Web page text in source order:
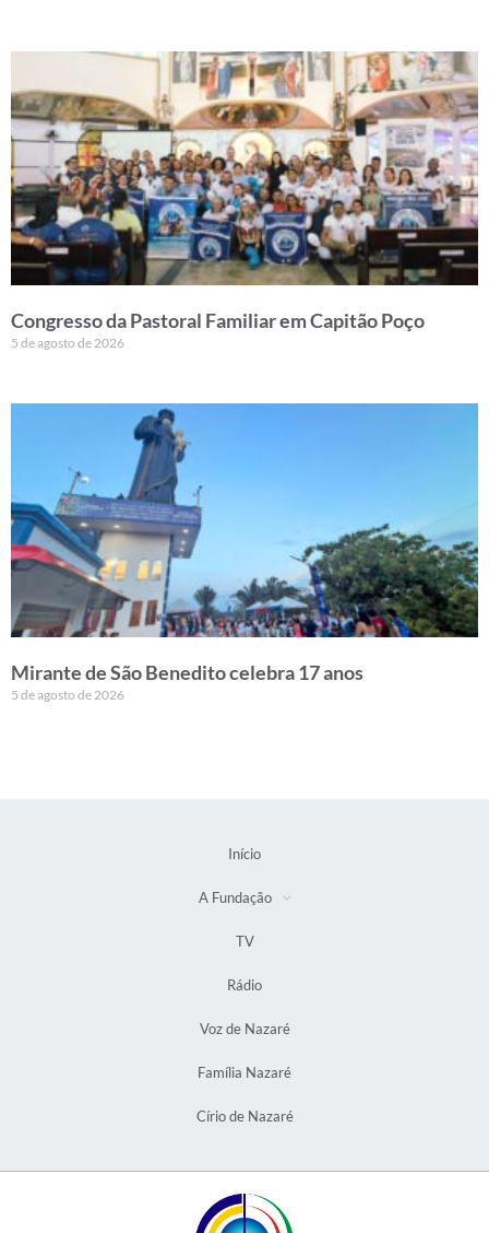
Congresso da Pastoral Familiar em Capitão Poço
5 de agosto de 2026
Mirante de São Benedito celebra 17 anos
5 de agosto de 2026
Início
A Fundação
TV
Rádio
Voz de Nazaré
Família Nazaré
Círio de Nazaré